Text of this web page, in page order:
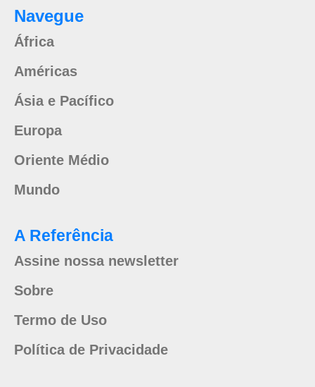
Navegue
África
Américas
Ásia e Pacífico
Europa
Oriente Médio
Mundo
A Referência
Assine nossa newsletter
Sobre
Termo de Uso
Política de Privacidade